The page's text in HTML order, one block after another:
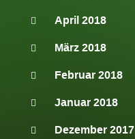
April 2018
März 2018
Februar 2018
Januar 2018
Dezember 2017